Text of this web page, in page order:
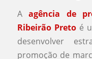
Aagência de
Ribeirão Pretoé
desenvolver
promoção de